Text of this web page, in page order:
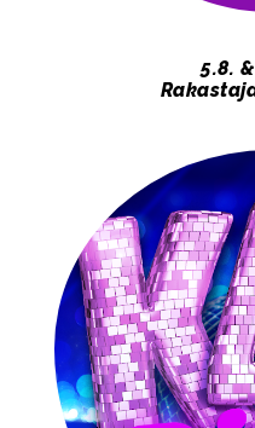
​​​​​​​5.8.